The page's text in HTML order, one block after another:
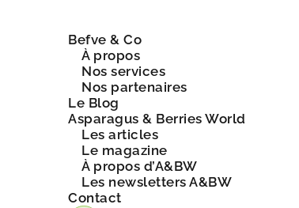
Befve & Co
À propos
Nos services
Nos partenaires
Le Blog
Asparagus & Berries World
Les articles
Le magazine
À propos d’A&BW
Les newsletters A&BW
Contact